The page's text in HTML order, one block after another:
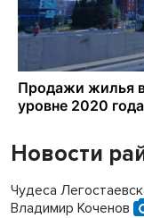
Новости
Чудеса
Владимир Коченов